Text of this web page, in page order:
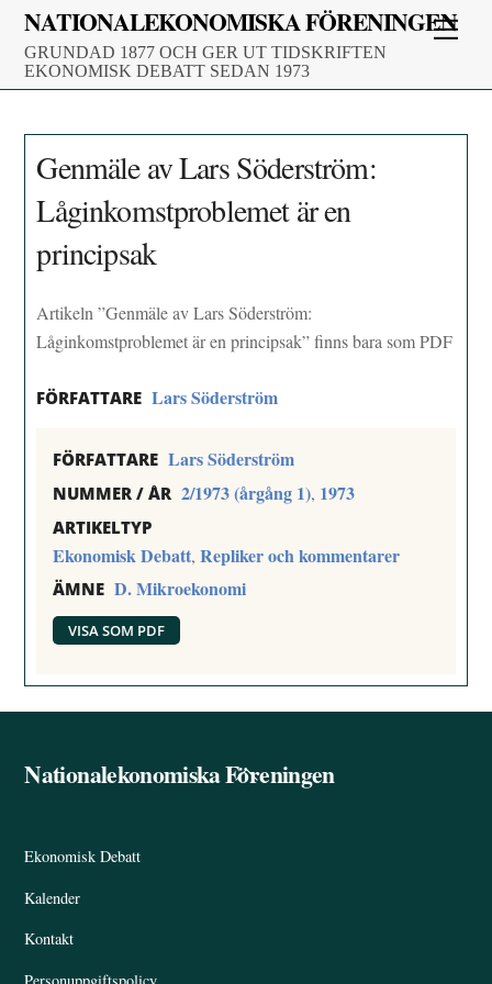
Skip
content
NATIONALEKONOMISKA FÖRENINGEN
GRUNDAD 1877 OCH GER UT TIDSKRIFTEN
EKONOMISK DEBATT SEDAN 1973
Genmäle av Lars Söderström:
Låginkomstproblemet är en
principsak
Artikeln ”Genmäle av Lars Söderström:
Låginkomstproblemet är en principsak” finns bara som PDF
FÖRFATTARE Lars Söderström
FÖRFATTARE Lars Söderström
NUMMER / ÅR 2/1973 (årgång 1), 1973
ARTIKELTYP
Ekonomisk Debatt,Repliker och kommentarer
ÄMNE D. Mikroekonomi
VISA SOM PDF
Back
Nationalekonomiska Föreningen
Ekonomisk Debatt
Kalender
Kontakt